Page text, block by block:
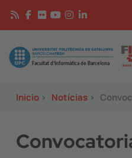
Pasar al contenido principal
Image
Inicio > Notícias >